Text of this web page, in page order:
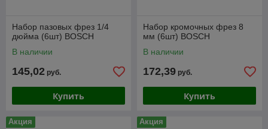
Набор пазовых фрез 1/4
дюйма (6шт) BOSCH
В наличии
145,02 руб.
Купить
Набор кромочных фрез 8
мм (6шт) BOSCH
В наличии
172,39 руб.
Купить
Акция Акция